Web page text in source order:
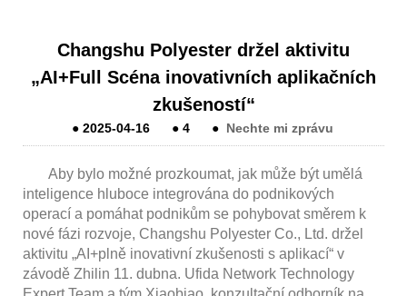
Changshu Polyester držel aktivitu
„AI+Full Scéna inovativních aplikačních
zkušeností“
●2025-04-16 ●4 ● Nechte mi zprávu
Aby bylo možné prozkoumat, jak může být umělá
inteligence hluboce integrována do podnikových
operací a pomáhat podnikům se pohybovat směrem k
nové fázi rozvoje, Changshu Polyester Co., Ltd. držel
aktivitu „AI+plně inovativní zkušenosti s aplikací“ v
závodě Zhilin 11. dubna. Ufida Network Technology